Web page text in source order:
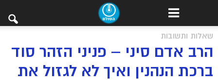
שאלות ותשובות
הרב אדם סיני – פניני הזהר סוד
ברכת הנהנין ואיך לא לגזול את